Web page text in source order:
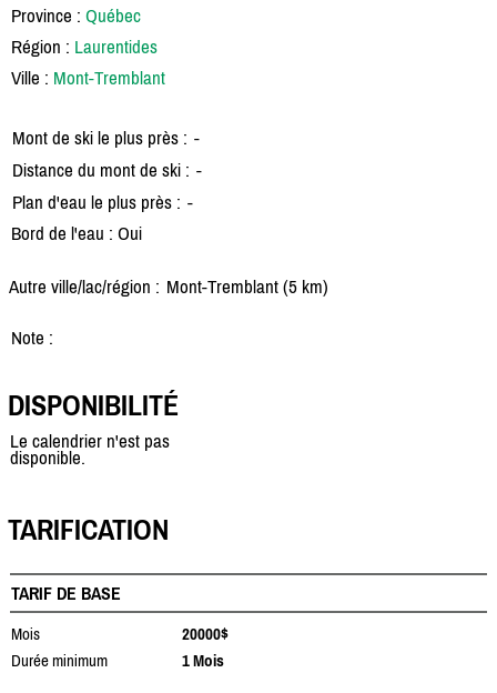
Province : Québec
Région : Laurentides
Ville : Mont-Tremblant
Mont de ski le plus près : -
Distance du mont de ski : -
Plan d'eau le plus près : -
Bord de l'eau : Oui
Autre ville/lac/région : Mont-Tremblant (5 km)
Note :
DISPONIBILITÉ
Le calendrier n'est pas
disponible.
TARIFICATION
TARIF DE BASE
Mois
20000$
Durée minimum
1 Mois